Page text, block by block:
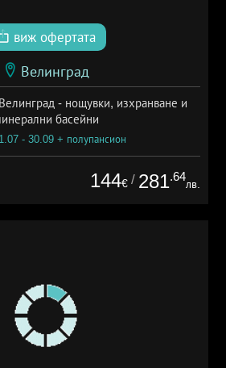
виж офертата
Велинград
- нощувки, изхранване и
басейни
- 30.09 + полупансион
144€ / 281.64
лв.